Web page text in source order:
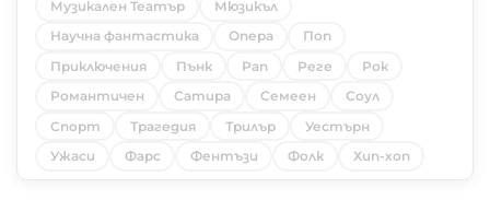
Музикален Театър
Мюзикъл
Научна фантастика
Опера
Поп
Приключения
Пънк Рап Реге
Рок
Романтичен
Сатира Семеен
Соул
Спорт
Трагедия Трилър
Уестърн
Ужаси
Фарс Фентъзи Фолк Хип-хоп